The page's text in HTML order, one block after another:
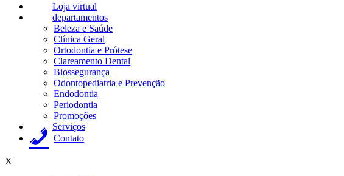
Loja virtual
departamentos
Beleza e Saúde
Clínica Geral
Ortodontia e Prótese
Clareamento Dental
Biossegurança
Odontopediatria e Prevenção
Endodontia
Periodontia
Promoções
Serviços
Contato
X